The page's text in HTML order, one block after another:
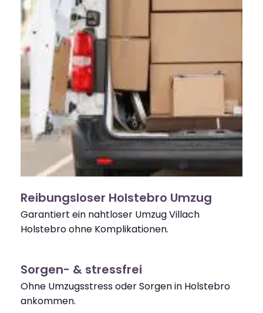
Reibungsloser Holstebro Umzug
Garantiert ein nahtloser Umzug Villach
Holstebro ohne Komplikationen.
Sorgen- & stressfrei
Ohne Umzugsstress oder Sorgen in Holstebro
ankommen.